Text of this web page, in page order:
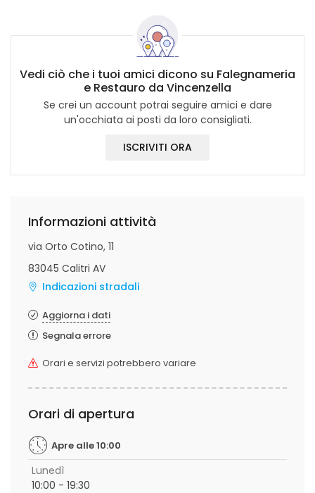
Vedi ciò che i tuoi amici dicono su Falegnameria
e Restauro da Vincenzella
Se crei un account potrai seguire amici e dare
un'occhiata ai posti da loro consigliati.
ISCRIVITI ORA
Informazioni attività
via Orto Cotino, 11
83045 Calitri AV
Indicazioni stradali
Aggiorna i dati
Segnala errore
Orari e servizi potrebbero variare
Orari di apertura
Apre alle 10:00
Lunedì
10:00 - 19:30